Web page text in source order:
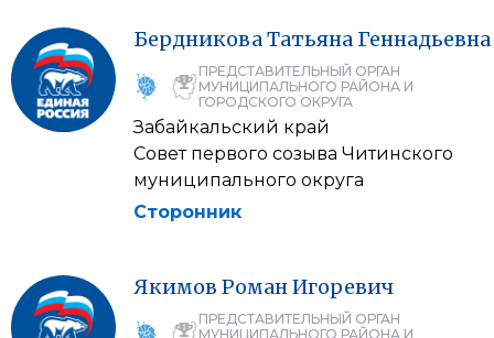
БердниковаТатьяна Геннадьевна
ПРЕДСТАВИТЕЛЬНЫЙ ОРГАН
МУНИЦИПАЛЬНОГО РАЙОНА И
ГОРОДСКОГО ОКРУГА
Забайкальский край
Совет первого созыва Читинского
муниципального округа
Сторонник
Якимов РоманИгоревич
ПРЕДСТАВИТЕЛЬНЫЙ ОРГАН
МУНИЦИПАЛЬНОГО РАЙОНА И